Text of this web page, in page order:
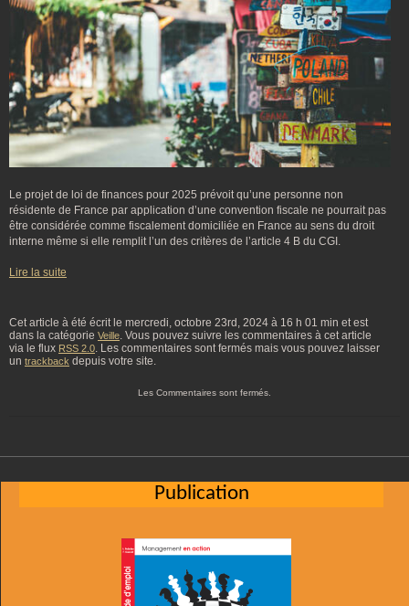
Le projet de loi de finances pour 2025 prévoit qu’une personne non
résidente de France par application d’une convention fiscale ne pourrait pas
être considérée comme fiscalement domiciliée en France au sens du droit
interne même si elle remplit l’un des critères de l’article 4 B du CGI.
Lire la suite
Cet article à été écrit le mercredi, octobre 23rd, 2024 à 16 h 01 min et est
dans la catégorie Veille. Vous pouvez suivre les commentaires à cet article
via le flux RSS 2.0. Les commentaires sont fermés mais vous pouvez laisser
un trackback depuis votre site.
Les Commentaires sont fermés.
Publication